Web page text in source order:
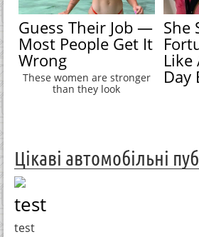
Guess Their Job —
Most People Get It
Wrong
These women are stronger
than they look
She
Like
Day
Цікаві автомобільні
test
test